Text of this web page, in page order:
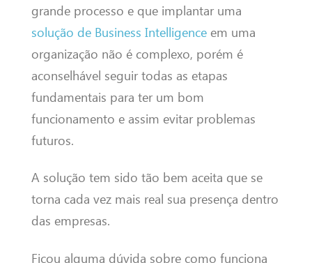
grande processo e que implantar uma
solução de Business Intelligenceem uma
organização não é complexo, porém é
aconselhável seguir todas as etapas
fundamentais para ter um bom
funcionamento e assim evitar problemas
futuros.
A solução tem sido tão bem aceita que se
torna cada vez mais real sua presença dentro
das empresas.
Ficou alguma dúvida sobre como funciona